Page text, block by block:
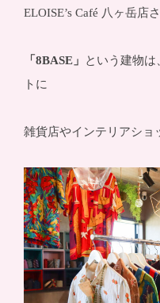
ELOISE’s Café 八ヶ岳店
「8BASE」
という建物
トに
雑貨店やインテリアショ